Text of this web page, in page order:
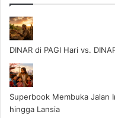
DINAR di PAGI Hari vs.
Superbook Membuka Jalan
hingga Lansia